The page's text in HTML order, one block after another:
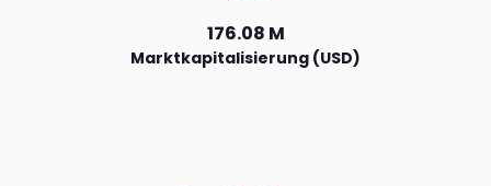
176.08 M
Marktkapitalisierung (USD)